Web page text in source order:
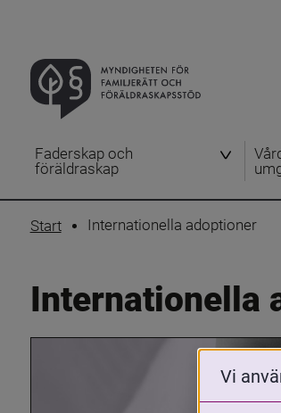
Faderskap och
föräldraskap
Start Internationella adoptioner
Internationella
Vi